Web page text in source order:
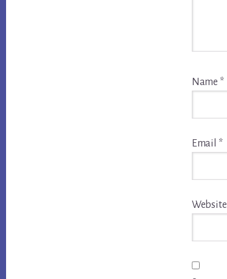
Name *
Email *
Website